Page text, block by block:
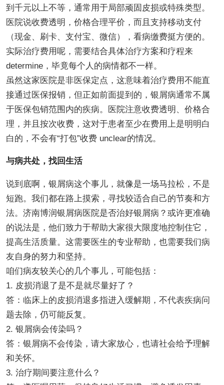
到千元以上不等，通常用于局部顽固皮损或特殊类型。
医院说收费透明，价格合理平价，而且支持移动支付
（现金、刷卡、支付宝、微信），看病缴费挺方便的。
实际治疗费用呢，需要结合具体治疗方案和疗程来
determine，毕竟每个人的病情都不一样。
虽然这家医院是非医保定点，这意味着治疗费用不能直
接通过医保报销，但正如前面提到的，银屑病通常不属
于医保包销范围内的疾病。医院注意收费透明、价格合
理，并且按次收费，这对于患者至少在费用上是明明白
白的，不会有“打包”收费 unclear的情况。
与病共处，找回生活
说到底啊，银屑病这个事儿，就像是一场马拉松，不是
短跑。我们都在路上摸索，寻找较适合自己的节奏和方
法。济南博润银屑病医院是否治好银屑病？或许更准确
的说法是，他们致力于帮助大家很大限度地控制住它，
提高生活质量。这需要医生的专业帮助，也需要我们病
友自身的努力和坚持。
咱们病友较关心的几个事儿，可能包括：
1. 皮损消退了是不是就尽量好了？
答：临床上的皮损消退多指进入缓解期，不代表疾病问
题去除，仍可能反复。
2. 银屑病会传染吗？
答：银屑病不会传染，请大家放心，也请社会给予理解
和关怀。
3. 治疗期间要注意什么？